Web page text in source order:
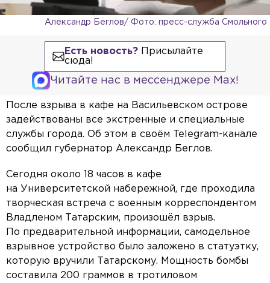
Александр Беглов/ Фото: пресс-служба Смольного
Есть новость?Присылайте
сюда!
Читайте нас в мессенджере Max!
После взрыва в кафе на Васильевском острове
задействованы все экстренные и специальные
службы города. Об этом в своём Telegram-канале
сообщил губернатор Александр Беглов.
Сегодня около 18 часов в кафе
на Университетской набережной, где проходила
творческая встреча с военным корреспондентом
Владленом Татарским, произошёл взрыв.
По предварительной информации, самодельное
взрывное устройство было заложено в статуэтку,
которую вручили Татарскому. Мощность бомбы
составила 200 граммов в тротиловом